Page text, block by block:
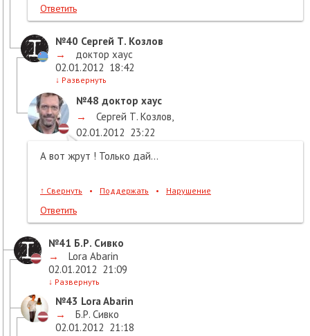
Ответить
№40 Сергей Т. Козлов
→
доктор хаус
02.01.2012 18:42
↓ Развернуть
№48 доктор хаус
→
Сергей Т. Козлов
02.01.2012 23:22
А вот жрут ! Только дай...
↑ Свернуть • Поддержать • Нарушение
Ответить
№41 Б.Р. Сивко
→
Lora Abarin
02.01.2012 21:09
↓ Развернуть
№43 Lora Abarin
→
Б.Р. Сивко
02.01.2012 21:18